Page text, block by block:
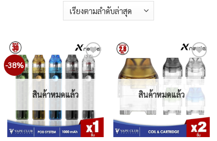
-38%
Add
to
wishlist
สินค้าหมดแล้ว
Add
to
wishlist
สินค้าหมดแล้ว